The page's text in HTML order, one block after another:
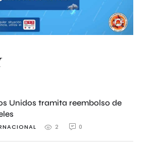
Unidos tramita reembolso de
2 0